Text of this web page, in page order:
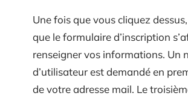
Une fois que vous cliquez
que le formulaire d’inscription
renseigner vos informations. Un
d’utilisateur est demandé en
de votre adresse mail. Le